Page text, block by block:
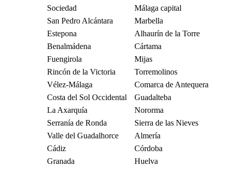
Sociedad
Málaga capital
San Pedro Alcántara
Marbella
Estepona
Alhaurín de la Torre
Benalmádena
Cártama
Fuengirola
Mijas
Rincón de la Victoria
Torremolinos
Vélez-Málaga
Comarca de Antequera
Costa del Sol Occidental
Guadalteba
La Axarquía
Nororma
Serranía de Ronda
Sierra de las Nieves
Valle del Guadalhorce
Almería
Cádiz
Córdoba
Granada
Huelva